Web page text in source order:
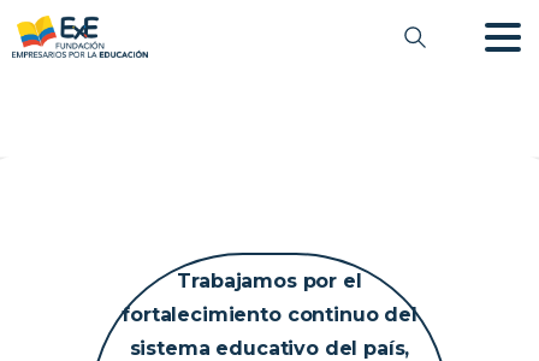
Trabajamos por el
fortalecimiento continuo del
sistema educativo del país,